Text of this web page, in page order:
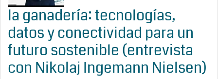
la ganadería: tecnologías,
datos y conectividad para un
futuro sostenible (entrevista
con Nikolaj Ingemann Nielsen)